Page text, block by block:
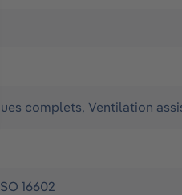
complets, Ventilation
16602